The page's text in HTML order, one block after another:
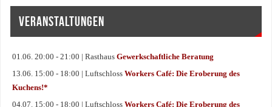
VERANSTALTUNGEN
01.06. 20:00 - 21:00 | RasthausGewerkschaftliche Beratung
13.06. 15:00 - 18:00 | LuftschlossWorkers Café: Die Eroberung des
Kuchens!*
04.07. 15:00 - 18:00 | LuftschlossWorkers Café: Die Eroberung des